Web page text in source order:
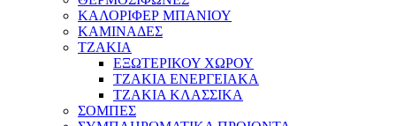
ΚΑΛΟΡΙΦΕΡ ΜΠΑΝΙΟΥ
ΚΑΜΙΝΑΔΕΣ
ΤΖΑΚΙΑ
ΕΞΩΤΕΡΙΚΟΥ ΧΩΡΟΥ
ΤΖΑΚΙΑ ΕΝΕΡΓΕΙΑΚΑ
ΤΖΑΚΙΑ ΚΛΑΣΣΙΚΑ
ΣΟΜΠΕΣ